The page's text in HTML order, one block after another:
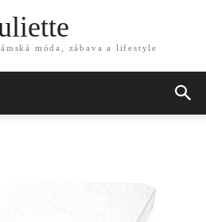
móda, zábava a lifestyle